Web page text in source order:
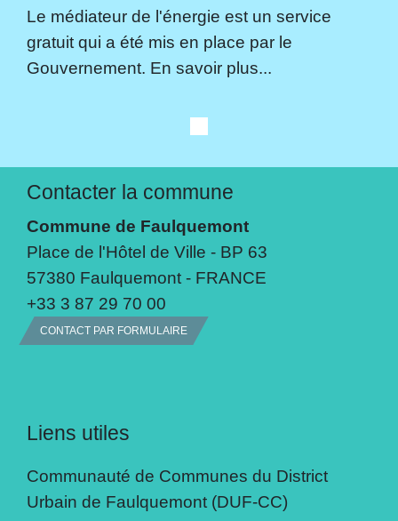
Le médiateur de l'énergie est un service
gratuit qui a été mis en place par le
Gouvernement. En savoir plus...
Contacter la commune
Commune de Faulquemont
Place de l'Hôtel de Ville - BP 63
57380 Faulquemont - FRANCE
+33 3 87 29 70 00
CONTACT PAR FORMULAIRE
Liens utiles
Communauté de Communes du District
Urbain de Faulquemont (DUF-CC)